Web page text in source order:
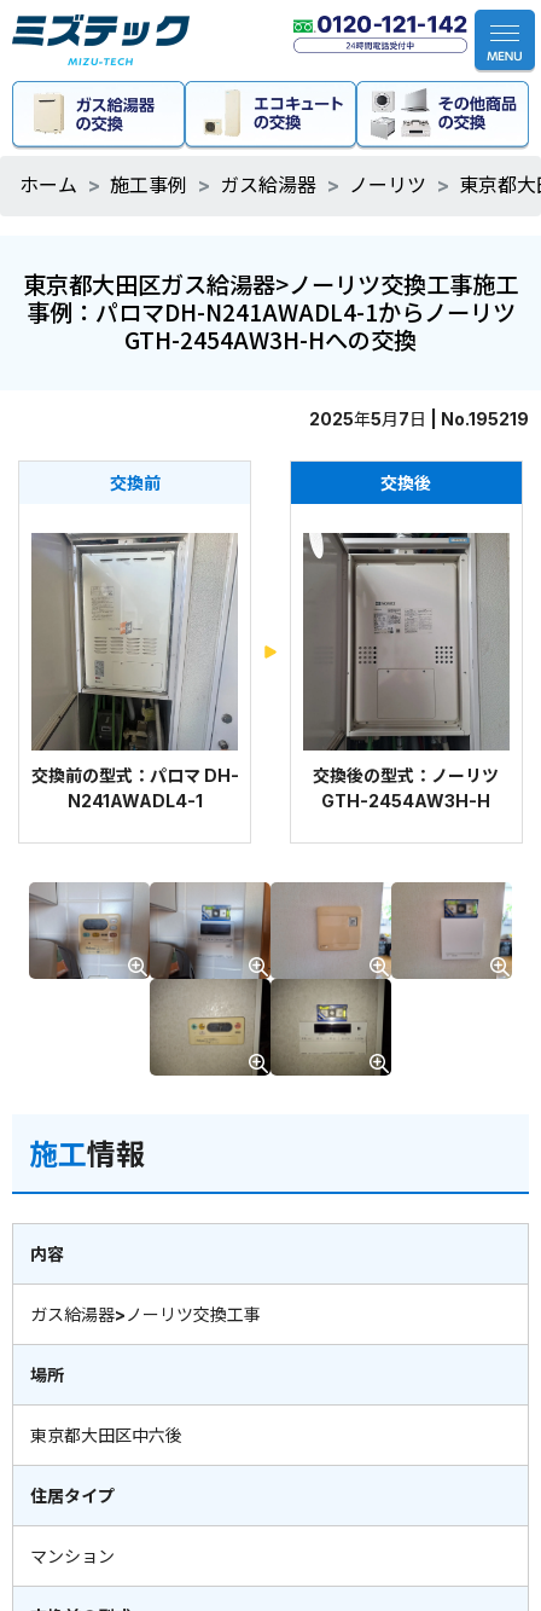
ホーム 施工事例 ガス給湯器 ノーリツ 東京都
東京都大田区ガス給湯器>ノーリツ交換工事施工
事例：パロマDH-N241AWADL4-1からノーリツ
GTH-2454AW3H-Hへの交換
2025年5月7日 | No.195219
交換前
交換前の型式：パロマ DH-
N241AWADL4-1
交換後
交換後の型式：ノーリツ
GTH-2454AW3H-H
施工情報
内容
ガス給湯器>ノーリツ交換工事
場所
東京都大田区中六後
住居タイプ
マンション